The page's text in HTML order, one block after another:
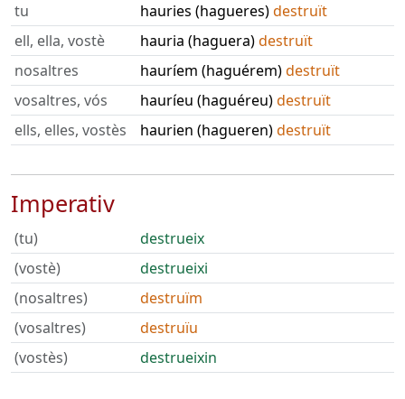
tu
hauries (hagueres)destruït
ell, ella, vostè
hauria (haguera)destruït
nosaltres
hauríem (haguérem)destruït
vosaltres, vós
hauríeu (haguéreu)destruït
ells, elles, vostès
haurien (hagueren)destruït
Imperativ
(tu)
destrueix
(vostè)
destrueixi
(nosaltres)
destruïm
(vosaltres)
destruïu
(vostès)
destrueixin